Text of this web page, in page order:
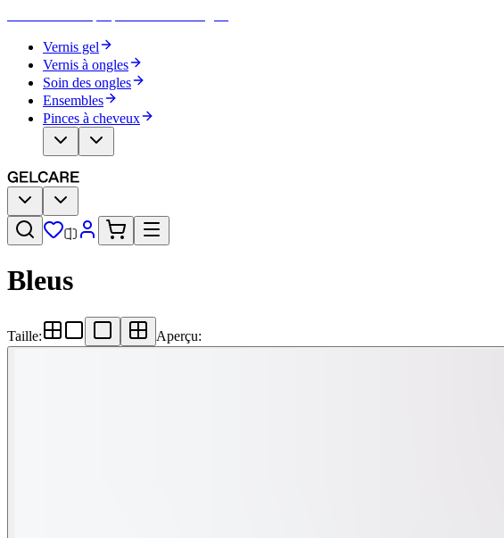
Vernis gel
Vernis à ongles
Soin des ongles
Ensembles
Pinces à cheveux
Bleus
Taille: Aperçu: